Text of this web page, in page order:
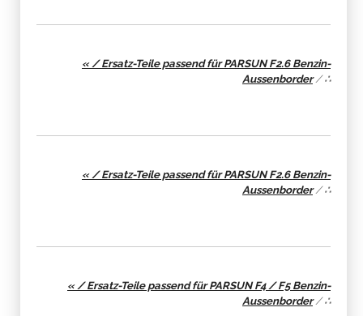
« / Ersatz-Teile passend für PARSUN F2.6 Benzin-
Aussenborder/∴
« / Ersatz-Teile passend für PARSUN F2.6 Benzin-
Aussenborder/∴
« / Ersatz-Teile passend für PARSUN F4 / F5 Benzin-
Aussenborder/∴